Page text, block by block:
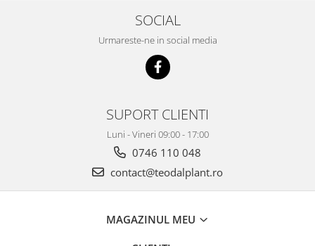
SOCIAL
Urmareste-ne in social media
SUPORT CLIENTI
Luni - Vineri 09:00 - 17:00
0746 110 048
contact@teodalplant.ro
MAGAZINUL MEU